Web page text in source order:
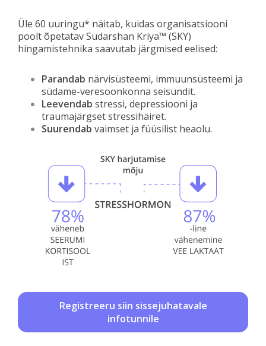
Üle 60 uuringu* näitab, kuidas organisatsiooni
poolt õpetatav Sudarshan Kriya™ (SKY)
hingamistehnika saavutab järgmised eelised:
Parandab närvisüsteemi, immuunsüsteemi ja
südame-veresoonkonna seisundit.
Leevendab stressi, depressiooni ja
traumajärgset stressihäiret.
Suurendab vaimset ja füüsilist heaolu.
Registreeru siin sissejuhatavale
infotunnile